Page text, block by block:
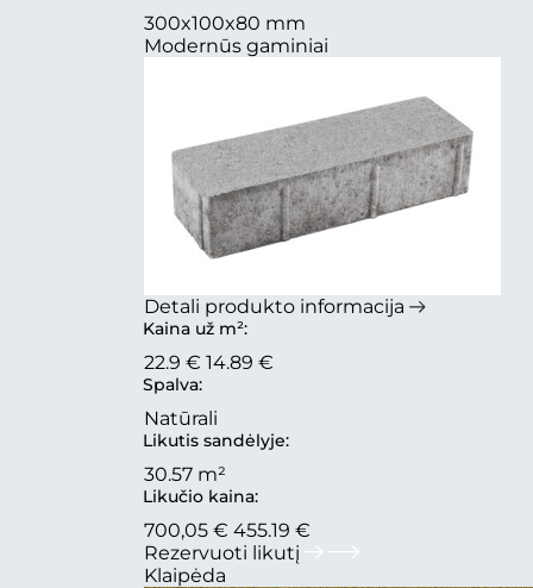
300x100x80 mm
Modernūs gaminiai
Detali produkto informacija
Kaina už m²:
22.9 € 14.89 €
Spalva:
Natūrali
Likutis sandėlyje:
30.57 m²
Likučio kaina:
700,05 € 455.19 €
Rezervuoti likutį
Klaipėda